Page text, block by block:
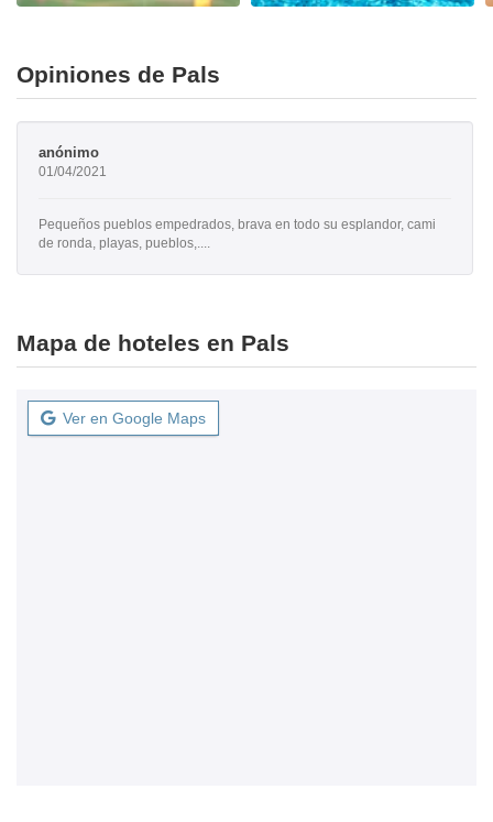
Opiniones de Pals
anónimo
01/04/2021
Pequeños pueblos empedrados, brava en todo su esplandor, cami
de ronda, playas, pueblos,....
Mapa de hoteles en Pals
Ver en Google Maps